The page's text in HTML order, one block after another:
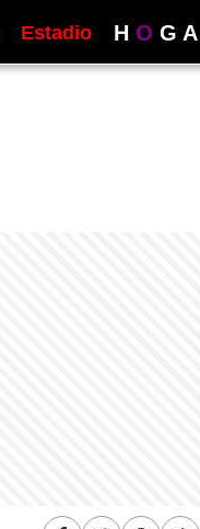
Estadio H O G A